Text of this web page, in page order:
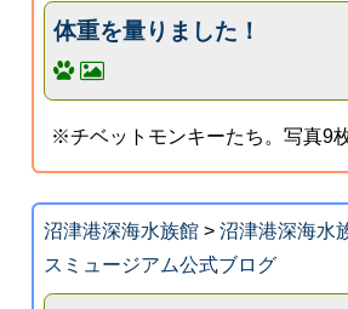
体重を量りました！
※チベットモンキーたち。写真9枚
沼津港深海水族館> 沼津港深海水
スミュージアム公式ブログ